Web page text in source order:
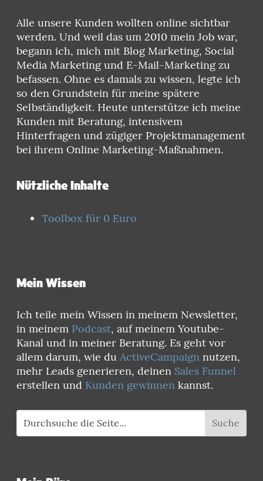
Alle unsere Kunden wollten online sichtbar
werden. Und weil das um 2010 mein Job war,
begann ich, mich mit Blog Marketing, Social
Media Marketing und E-Mail-Marketing zu
befassen. Ohne es damals zu wissen, legte ich
so den Grundstein für meine spätere
Selbständigkeit. Heute unterstütze ich meine
Kunden mit Beratung, intensivem
Hinterfragen und zügiger Projektmanagement
bei ihrem Online Marketing-Maßnahmen.
Nützliche Inhalte
Toolbox für 0 Euro
Mein Wissen
Ich teile mein Wissen in meinem Newsletter,
in meinem Podcast, auf meinem Youtube-
Kanal und in meiner Beratung. Es geht vor
allem darum, wie du ActiveCampaign nutzen,
mehr Leads generieren, deinen Sales Funnel
erstellen und Kunden gewinnen kannst.